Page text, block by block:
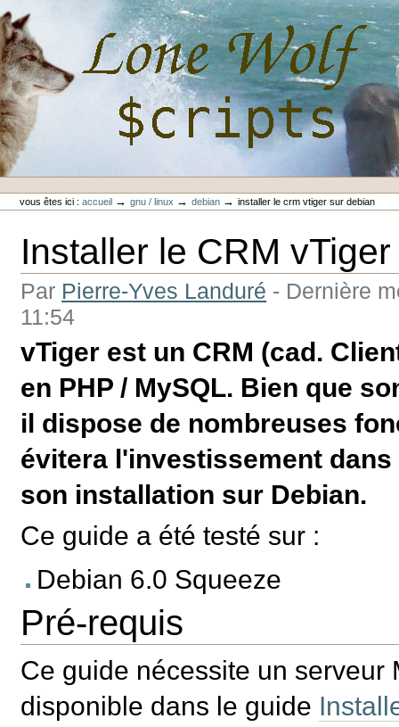
au
contenu.
Aller
à
la
navigation
Outils
personnels
vous êtes ici : accueil →gnu / linux →debian →installer le crm vtiger sur debian
Installer le CRM
Par Pierre-Yves Landuré - Dernière
11:54
vTiger est un CRM (cad.
en PHP / MySQL. Bien que
il dispose de nombreuses
évitera l'investissement
son installation sur Debian.
Ce guide a été testé sur :
Debian 6.0 Squeeze
Pré-requis
Ce guide nécessite un
disponible dans le guide